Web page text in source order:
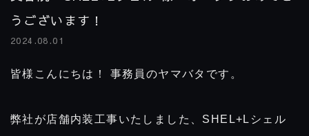
うございます！
2024.08.01
皆様こんにちは！ 事務員のヤマバタです。
弊社が店舗内装工事いたしました、SHEL+Lシェル